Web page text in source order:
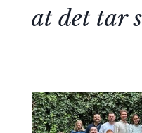
at det tar